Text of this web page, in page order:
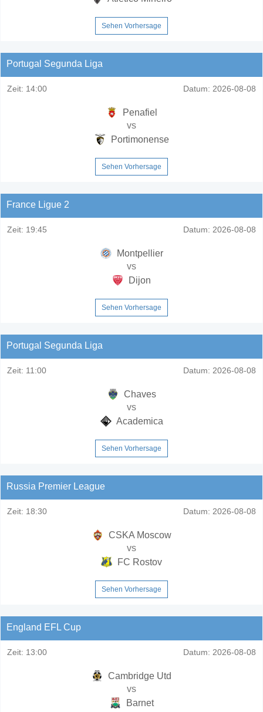
Sehen Vorhersage
Portugal Segunda Liga
Zeit: 14:00 Datum: 2026-08-08
Penafiel
vs
Portimonense
Sehen Vorhersage
France Ligue 2
Zeit: 19:45 Datum: 2026-08-08
Montpellier
vs
Dijon
Sehen Vorhersage
Portugal Segunda Liga
Zeit: 11:00 Datum: 2026-08-08
Chaves
vs
Academica
Sehen Vorhersage
Russia Premier League
Zeit: 18:30 Datum: 2026-08-08
CSKA Moscow
vs
FC Rostov
Sehen Vorhersage
England EFL Cup
Zeit: 13:00 Datum: 2026-08-08
Cambridge Utd
vs
Barnet